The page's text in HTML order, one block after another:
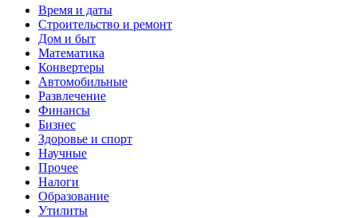
Время и даты
Строительство и ремонт
Дом и быт
Математика
Конвертеры
Автомобильные
Развлечение
Финансы
Бизнес
Здоровье и спорт
Научные
Прочее
Налоги
Образование
Утилиты